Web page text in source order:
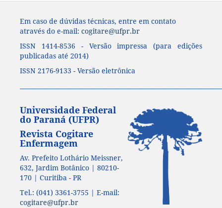
Em caso de dúvidas técnicas, entre em contato
através do e-mail: cogitare@ufpr.br
ISSN 1414-8536 - Versão impressa (para edições
publicadas até 2014)
ISSN 2176-9133 - Versão eletrônica
Universidade Federal
do Paraná (UFPR)
Revista Cogitare
Enfermagem
Av. Prefeito Lothário Meissner,
632, Jardim Botânico | 80210-
170 | Curitiba - PR
Tel.: (041) 3361-3755 | E-mail:
cogitare@ufpr.br